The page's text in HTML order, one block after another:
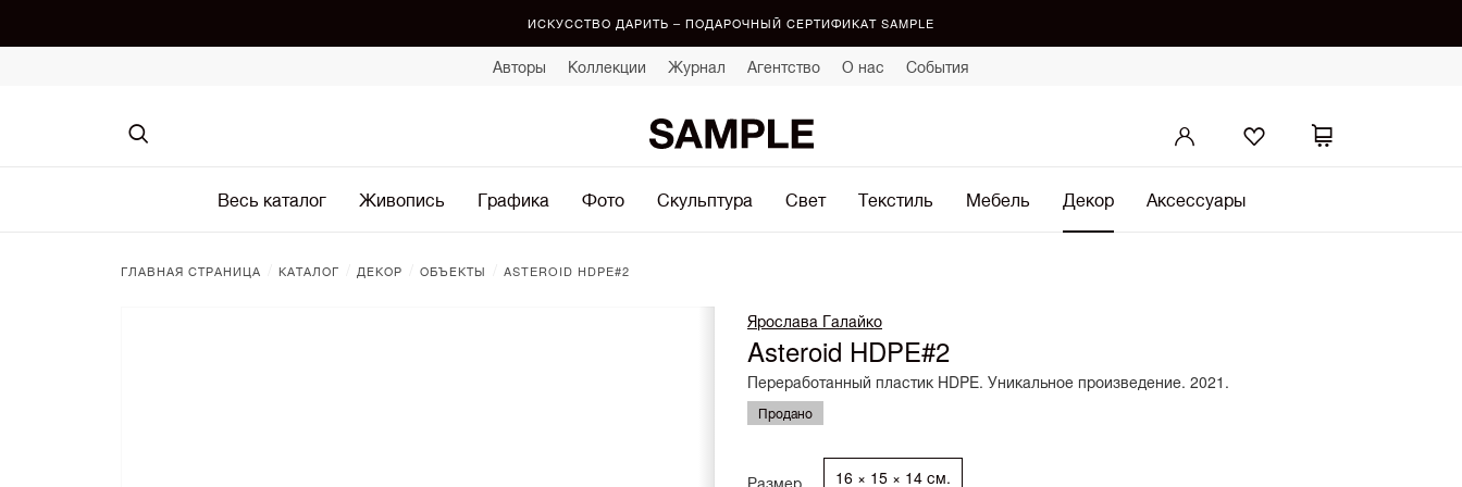
ИСКУССТВО ДАРИТЬ – ПОДАРОЧНЫЙ СЕРТИФИКАТ SAMPLE
Авторы Коллекции Журнал Агентство О нас События
Весь каталог Живопись Графика Фото Скульптура Свет Текстиль Мебель Декор Аксессуары
ГЛАВНАЯ СТРАНИЦА КАТАЛОГ ДЕКОР ОБЪЕКТЫ ASTEROID HDPE#2
Ярослава Галайко
Asteroid HDPE#2
Переработанный пластик HDPE. Уникальное произведение. 2021.
Продано
Размер 16 × 15 × 14 см.